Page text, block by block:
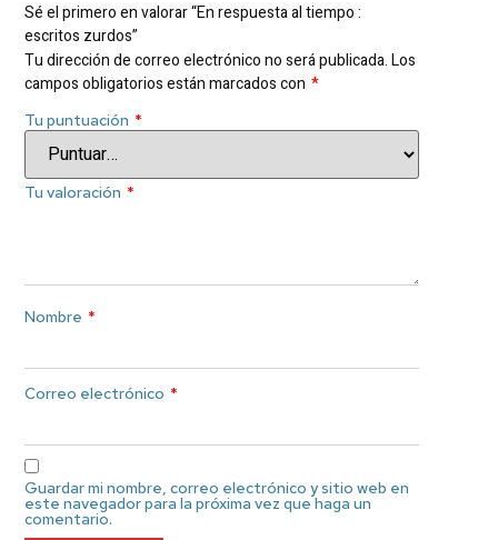
Sé el primero en valorar “En respuesta al tiempo :
escritos zurdos”
Tu dirección de correo electrónico no será publicada.Los
campos obligatorios están marcados con *
Tu puntuación *
Tu valoración *
Nombre *
Correo electrónico *
Guardar mi nombre, correo electrónico y sitio web en
este navegador para la próxima vez que haga un
comentario.